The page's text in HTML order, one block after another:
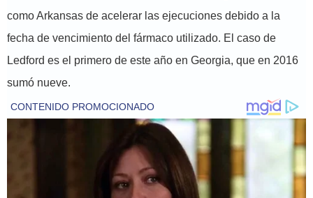
como Arkansas de acelerar las ejecuciones debido a la
fecha de vencimiento del fármaco utilizado. El caso de
Ledford es el primero de este año en Georgia, que en 2016
sumó nueve.